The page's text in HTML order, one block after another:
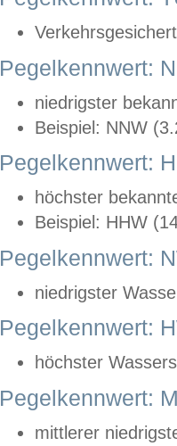
Pegelkennwert:
niedrigster
Beispiel: NNW
Pegelkennwert:
höchster
Beispiel: HHW
Pegelkennwert:
niedrigster
Pegelkennwert:
höchster
Pegelkennwert:
mittlerer